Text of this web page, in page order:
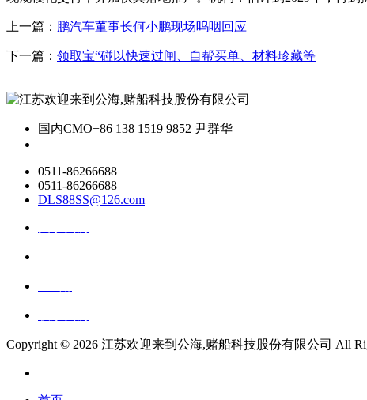
上一篇： 鹏汽车董事长何小鹏现场呜咽回应
下一篇： 领取宝“碰以快速过闸、自帮买单、材料珍藏等
国内CMO+86 138 1519 9852 尹群华
0511-86266688
0511-86266688
DLS88SS@126.com
Copyright © 2026 江苏欢迎来到公海,赌船科技股份有限公司 All